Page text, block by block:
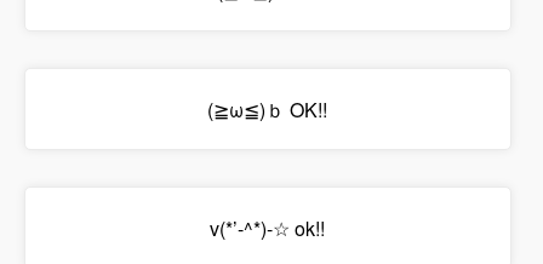
(≧ω≦)ｂ OK!!
v(*’-^*)-☆ ok!!